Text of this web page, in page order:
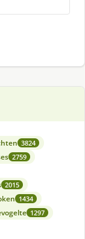
3824
2759
2015
1434
1297